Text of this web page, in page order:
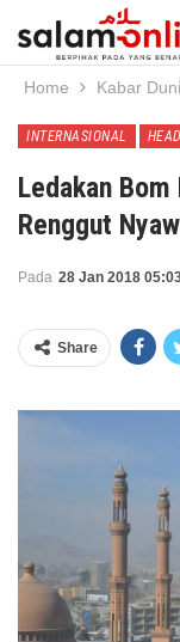
Home Kabar
INTERNASIONAL
Ledakan
Renggut
Pada 28 Jan 2018
Share